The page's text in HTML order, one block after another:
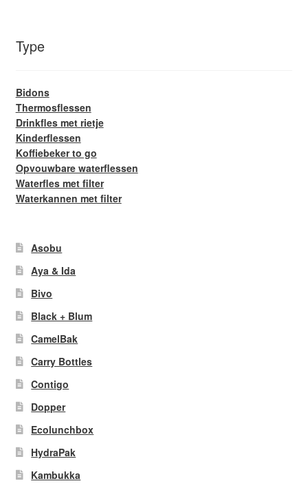
Type
Bidons
Thermosflessen
Drinkfles met rietje
Kinderflessen
Koffiebeker to go
Opvouwbare waterflessen
Waterfles met filter
Waterkannen met filter
Asobu
Aya & Ida
Bivo
Black + Blum
CamelBak
Carry Bottles
Contigo
Dopper
Ecolunchbox
HydraPak
Kambukka